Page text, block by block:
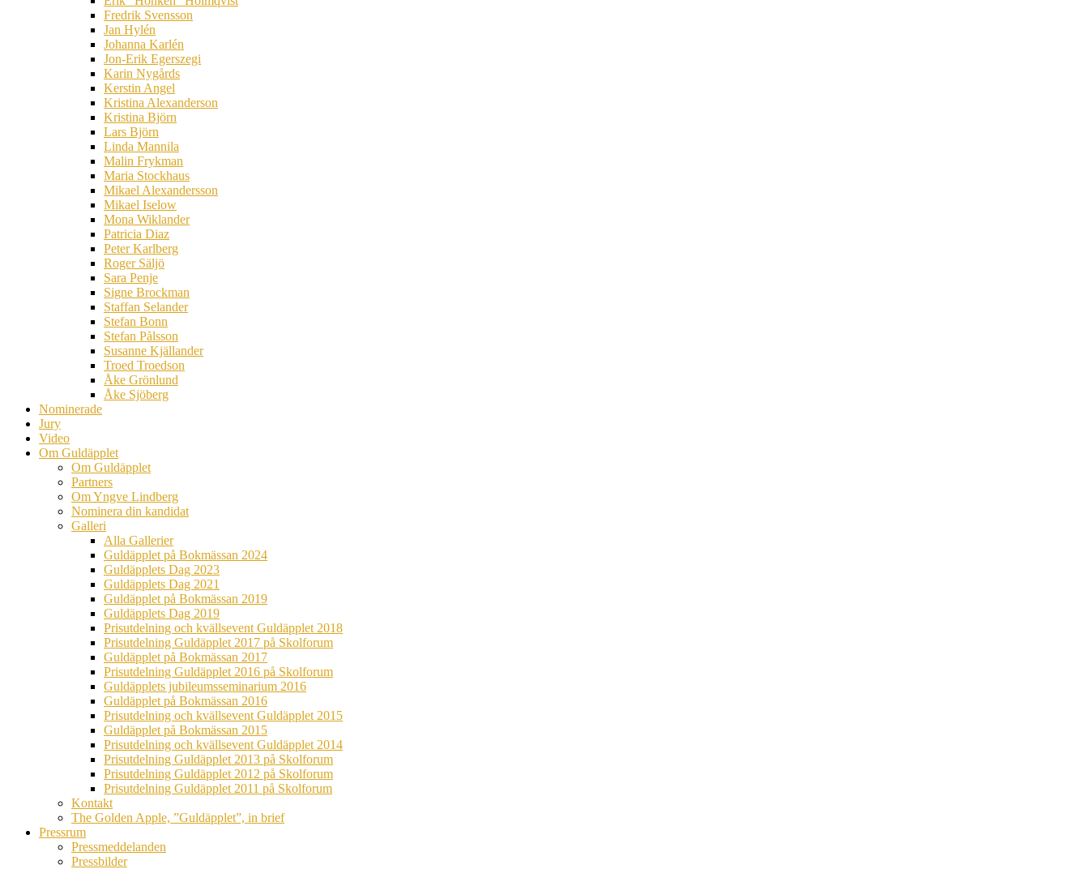
Fredrik Svensson
Jan Hylén
Johanna Karlén
Jon-Erik Egerszegi
Karin Nygårds
Kerstin Angel
Kristina Alexanderson
Kristina Björn
Lars Björn
Linda Mannila
Malin Frykman
Maria Stockhaus
Mikael Alexandersson
Mikael Iselow
Mona Wiklander
Patricia Diaz
Peter Karlberg
Roger Säljö
Sara Penje
Signe Brockman
Staffan Selander
Stefan Bonn
Stefan Pålsson
Susanne Kjällander
Troed Troedson
Åke Grönlund
Åke Sjöberg
Nominerade
Jury
Video
Om Guldäpplet
Om Guldäpplet
Partners
Om Yngve Lindberg
Nominera din kandidat
Galleri
Alla Gallerier
Guldäpplet på Bokmässan 2024
Guldäpplets Dag 2023
Guldäpplets Dag 2021
Guldäpplet på Bokmässan 2019
Guldäpplets Dag 2019
Prisutdelning och kvällsevent Guldäpplet 2018
Prisutdelning Guldäpplet 2017 på Skolforum
Guldäpplet på Bokmässan 2017
Prisutdelning Guldäpplet 2016 på Skolforum
Guldäpplets jubileumsseminarium 2016
Guldäpplet på Bokmässan 2016
Prisutdelning och kvällsevent Guldäpplet 2015
Guldäpplet på Bokmässan 2015
Prisutdelning och kvällsevent Guldäpplet 2014
Prisutdelning Guldäpplet 2013 på Skolforum
Prisutdelning Guldäpplet 2012 på Skolforum
Prisutdelning Guldäpplet 2011 på Skolforum
Kontakt
The Golden Apple, ”Guldäpplet”, in brief
Pressrum
Pressmeddelanden
Pressbilder